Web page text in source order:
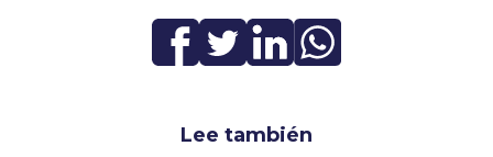
Lee también